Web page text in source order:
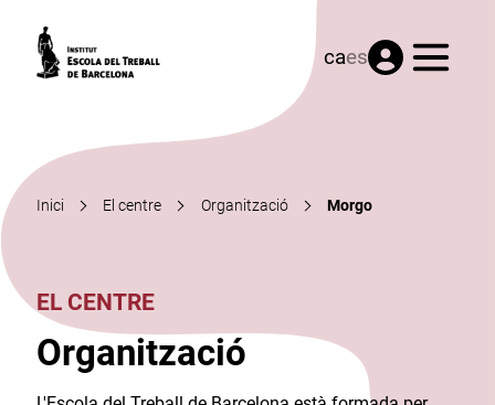
caes Menú
Inici El centre Organització Morgo
EL CENTRE
Organització